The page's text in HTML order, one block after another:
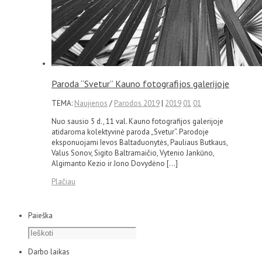
Paroda “Svetur” Kauno fotografijos galerijoje
TEMA: Naujienos / Parodos 2019| 2019 01 01
Nuo sausio 5 d., 11 val. Kauno fotografijos galerijoje
atidaroma kolektyvinė paroda „Svetur“. Parodoje
eksponuojami Ievos Baltaduonytės, Pauliaus Butkaus,
Valus Sonov, Sigito Baltramaičio, Vytenio Jankūno,
Algimanto Kezio ir Jono Dovydėno […]
Plačiau
Paieška
Darbo laikas